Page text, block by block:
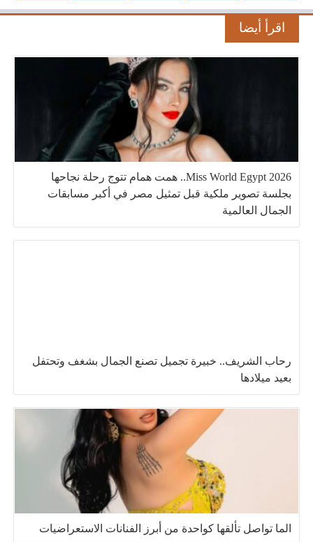
اقرأ أيضا
Miss World Egypt 2026.. همت همام تتوج رحلة نجاحها
بجلسة تصوير ملكية قبل تمثيل مصر في أكبر مسابقات
الجمال العالمية
رحاب الشريف.. خبيرة تجميل تصنع الجمال بشغف وتحتفل
بعيد ميلادها
الما تواصل تألقها كواحدة من أبرز الفنانات الاستعراضيات